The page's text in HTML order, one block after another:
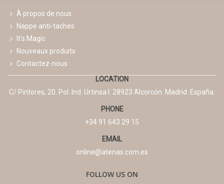
À propos de nous
Nappe anti-taches
It's Magic
Nouveaux produits
Contactez-nous
LOCATION
C/ Pintores, 20. Pol. Ind. Urtinsa I. 28923 Alcorcón. Madrid. España.
PHONE
+34 91 643 29 15
EMAIL
online@atenas.com.es
FOLLOW US ON